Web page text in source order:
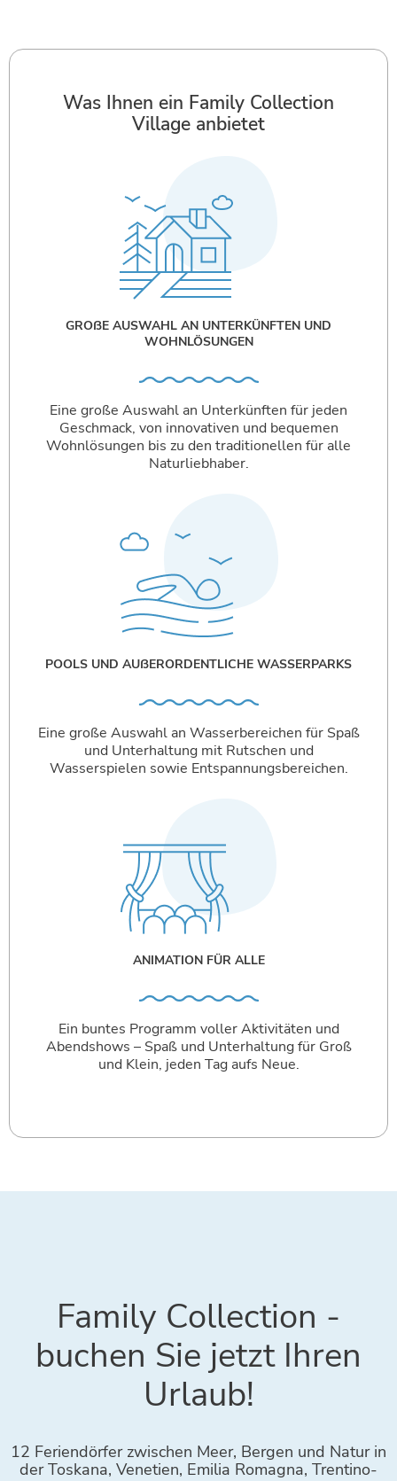
Was Ihnen ein Family Collection
Village anbietet
GROßE AUSWAHL AN UNTERKÜNFTEN UND
WOHNLÖSUNGEN
Eine große Auswahl an Unterkünften für jeden
Geschmack, von innovativen und bequemen
Wohnlösungen bis zu den traditionellen für alle
Naturliebhaber.
POOLS UND AUßERORDENTLICHE WASSERPARKS
Eine große Auswahl an Wasserbereichen für Spaß
und Unterhaltung mit Rutschen und
Wasserspielen sowie Entspannungsbereichen.
ANIMATION FÜR ALLE
Ein buntes Programm voller Aktivitäten und
Abendshows – Spaß und Unterhaltung für Groß
und Klein, jeden Tag aufs Neue.
Family Collection -
buchen Sie jetzt Ihren
Urlaub!
12 Feriendörfer zwischen Meer, Bergen und Natur in
der Toskana, Venetien, Emilia Romagna, Trentino-